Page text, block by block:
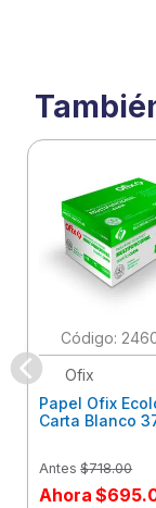
:
Ofix
Papel Ofix
Carta Blanco
Antes $718.00
Ahora $695.